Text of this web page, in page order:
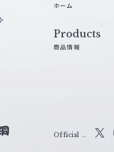
ホーム
Products
商品情報
Official